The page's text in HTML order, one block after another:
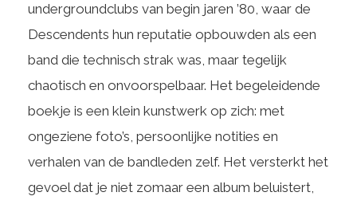
undergroundclubs van begin jaren ’80, waar de
Descendents hun reputatie opbouwden als een
band die technisch strak was, maar tegelijk
chaotisch en onvoorspelbaar. Het begeleidende
boekje is een klein kunstwerk op zich: met
ongeziene foto’s, persoonlijke notities en
verhalen van de bandleden zelf. Het versterkt het
gevoel dat je niet zomaar een album beluistert,